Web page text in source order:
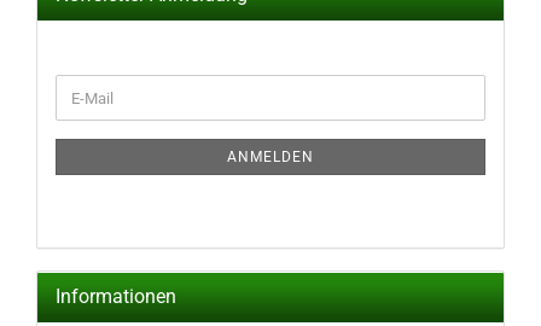
ZUR
E-
Mail
ANMELDEN
Informationen